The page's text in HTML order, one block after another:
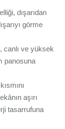
dışarıdan
görme
canlı ve yüksek
panosuna
aşırı
tasarrufuna